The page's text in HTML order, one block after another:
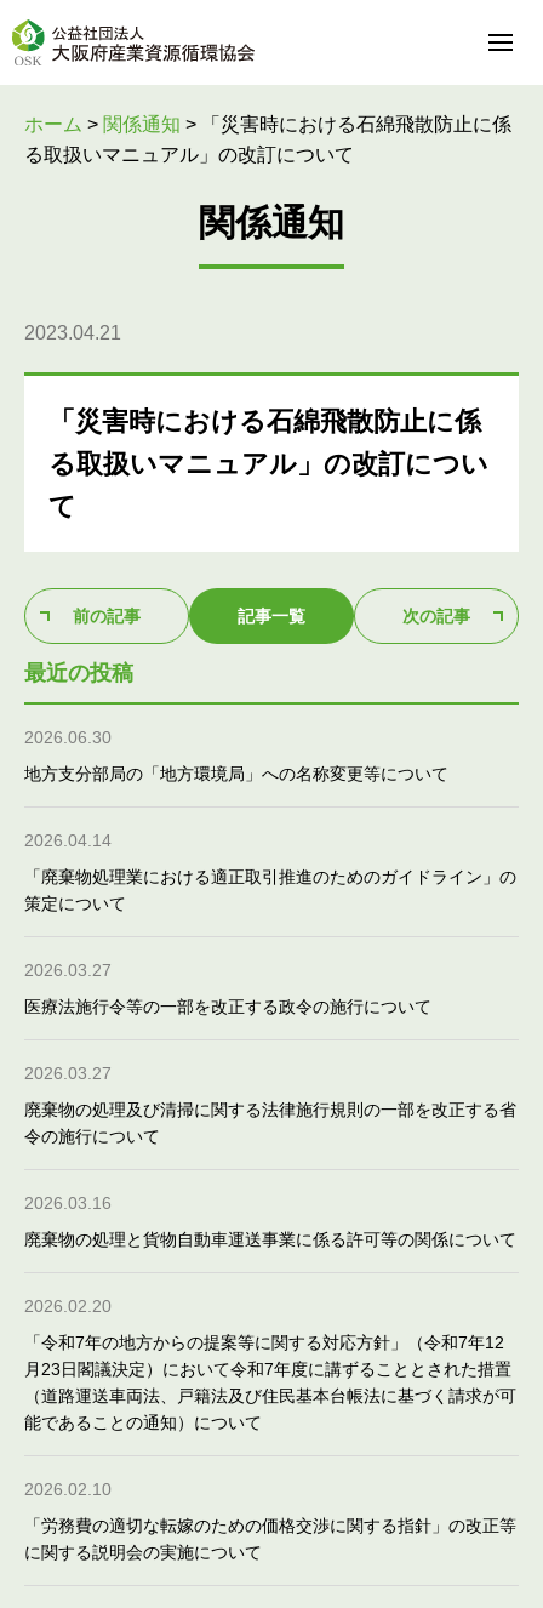
ホーム > 関係通知 >
「災害時における石綿飛散防止に係
る取扱いマニュアル」の改訂について
関係通知
2023.04.21
「災害時における石綿飛散防止に係
る取扱いマニュアル」の改訂につい
て
前の記事 記事一覧 次の記事
最近の投稿
2026.06.30
地方支分部局の「地方環境局」への名称変更等について
2026.04.14
「廃棄物処理業における適正取引推進のためのガイドライン」の
策定について
2026.03.27
医療法施行令等の一部を改正する政令の施行について
2026.03.27
廃棄物の処理及び清掃に関する法律施行規則の一部を改正する省
令の施行について
2026.03.16
廃棄物の処理と貨物自動車運送事業に係る許可等の関係について
2026.02.20
「令和7年の地方からの提案等に関する対応方針」（令和7年12
月23日閣議決定）において令和7年度に講ずることとされた措置
（道路運送車両法、戸籍法及び住民基本台帳法に基づく請求が可
能であることの通知）について
2026.02.10
「労務費の適切な転嫁のための価格交渉に関する指針」の改正等
に関する説明会の実施について